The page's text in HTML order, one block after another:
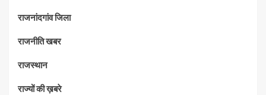
राजनांदगांव जिला
राजनीति खबर
राजस्थान
राज्यों की ख़बरे